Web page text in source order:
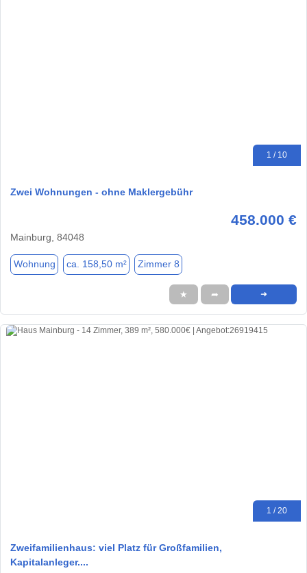
1 / 10
Zwei Wohnungen - ohne Maklergebühr
458.000 €
Mainburg, 84048
Wohnung ca. 158,50 m² Zimmer 8
★ ➦ ➜
1 / 20
Zweifamilienhaus: viel Platz für Großfamilien,
Kapitalanleger....